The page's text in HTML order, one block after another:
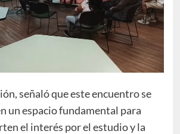
señaló que este encuentro se
un espacio fundamental para
el interés por el estudio y la